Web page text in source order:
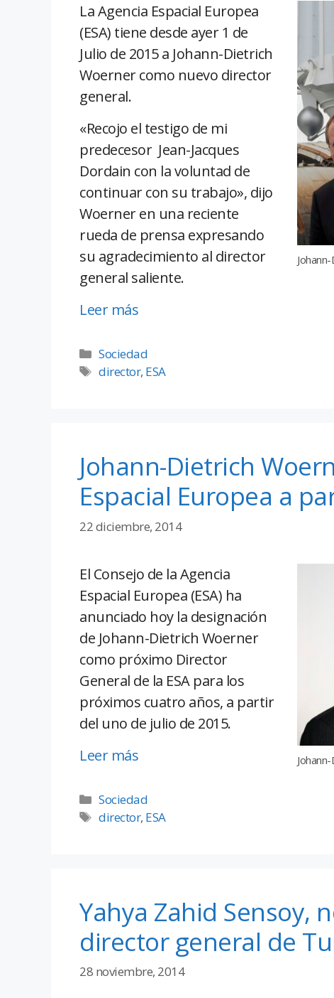
La Agencia Espacial Europea
(ESA) tiene desde ayer 1 de
Julio de 2015 a Johann-Dietrich
Woerner como nuevo director
general.
«Recojo el testigo de mi
predecesor Jean-Jacques
Dordain con la voluntad de
continuar con su trabajo», dijo
Woerner en una reciente
rueda de prensa expresando
su agradecimiento al director
general saliente.
Leer más
Sociedad
director, ESA
Johann-Dietrich
Espacial Europea a
22 diciembre, 2014
El Consejo de la Agencia
Espacial Europea (ESA) ha
anunciado hoy la designación
de Johann-Dietrich Woerner
como próximo Director
General de la ESA para los
próximos cuatro años, a partir
del uno de julio de 2015.
Leer más
Sociedad
director, ESA
Yahya Zahid Sensoy,
director general de
28 noviembre, 2014